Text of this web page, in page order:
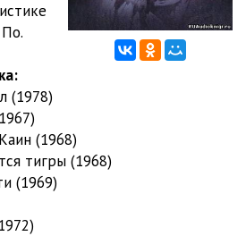
41:22
(1978)
(1968)
тигры (1968)
(1969)